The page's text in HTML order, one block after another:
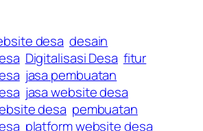
desa desain
Digitalisasi Desa fitur
jasa pembuatan
jasa website desa
desa pembuatan
platform website desa